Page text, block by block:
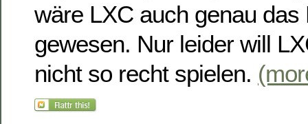
wäre LXC auch genau das
gewesen. Nur leider will
nicht so recht spielen.